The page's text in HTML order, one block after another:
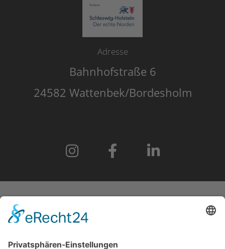
Adresse
Bahnhofstraße 6
24582 Wattenbek/Bordesholm